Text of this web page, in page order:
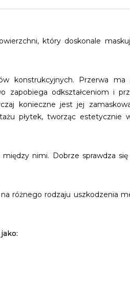
który doskonale
konstrukcyjnych. Przerwa ma
zapobiega odkształceniom i
konieczne jest jej
płytek, tworząc estetycznie
nimi. Dobrze sprawdza
różnego rodzaju uszkodzenia